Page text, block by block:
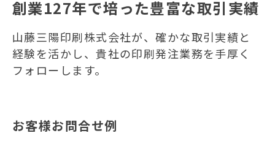
創業127年で培った豊富な取引実績
山藤三陽印刷株式会社が、確かな取引実績と
経験を活かし、貴社の印刷発注業務を手厚く
フォローします。
お客様お問合せ例